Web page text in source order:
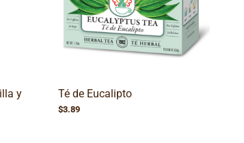
y
Té de Eucalipto
$3.89